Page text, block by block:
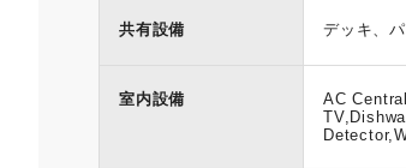
共有設備 デッキ、
室内設備
AC